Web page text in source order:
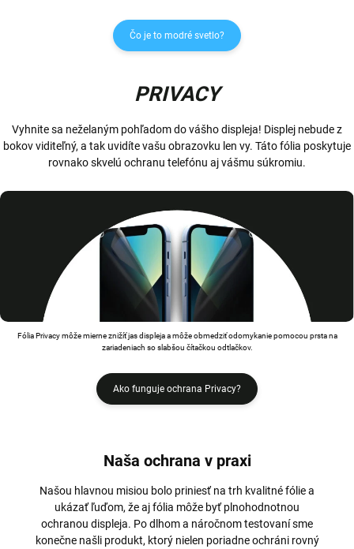
Čo je to modré svetlo?
PRIVACY
Vyhnite sa neželaným pohľadom do vášho displeja! Displej nebude z
bokov viditeľný, a tak uvidíte vašu obrazovku len vy. Táto fólia poskytuje
rovnako skvelú ochranu telefónu aj vášmu súkromiu.
Fólia Privacy môže mierne znižíť jas displeja a môže obmedziť odomykanie pomocou prsta na
zariadeniach so slabšou čítačkou odtlačkov.
Ako funguje ochrana Privacy?
Naša ochrana v praxi
Našou hlavnou misiou bolo priniesť na trh kvalitné fólie a
ukázať ľuďom, že aj fólia môže byť plnohodnotnou
ochranou displeja. Po dlhom a náročnom testovaní sme
konečne našli produkt, ktorý nielen poriadne ochráni rovný